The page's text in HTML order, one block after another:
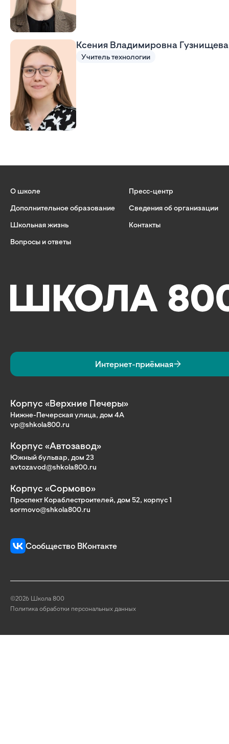
Ксения Владимировна Гузнищева
Учитель технологии
О школе
Дополнительное образование
Школьная жизнь
Вопросы и ответы
Пресс-центр
Сведения об организации
Контакты
Интернет-приёмная
Корпус «Верхние Печеры»
Нижне-Печерская улица, дом 4А
vp@shkola800.ru
Корпус «Автозавод»
Южный бульвар, дом 23
avtozavod@shkola800.ru
Корпус «Сормово»
Проспект Кораблестроителей, дом 52, корпус 1
sormovo@shkola800.ru
Сообщество ВКонтакте
©2026 Школа 800
Политика обработки персональных данных